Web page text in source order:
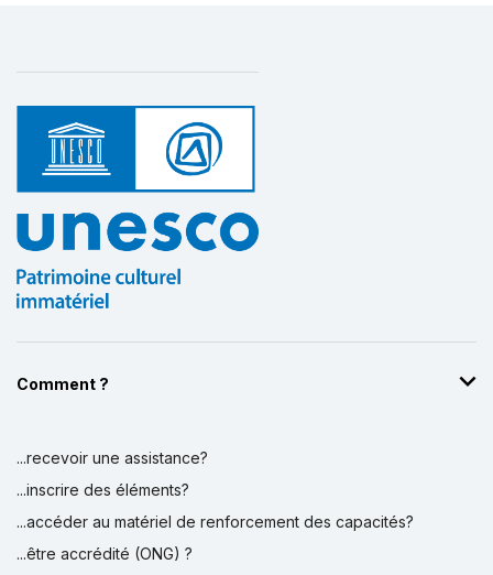
Comment ?
...recevoir une assistance?
...inscrire des éléments?
...accéder au matériel de renforcement des capacités?
...être accrédité (ONG) ?